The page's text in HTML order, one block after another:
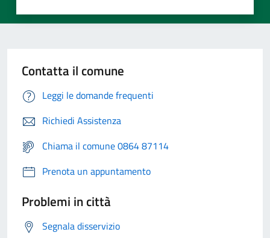
Contatta il comune
Leggi le domande frequenti
Richiedi Assistenza
Chiama il comune 0864 87114
Prenota un appuntamento
Problemi in città
Segnala disservizio